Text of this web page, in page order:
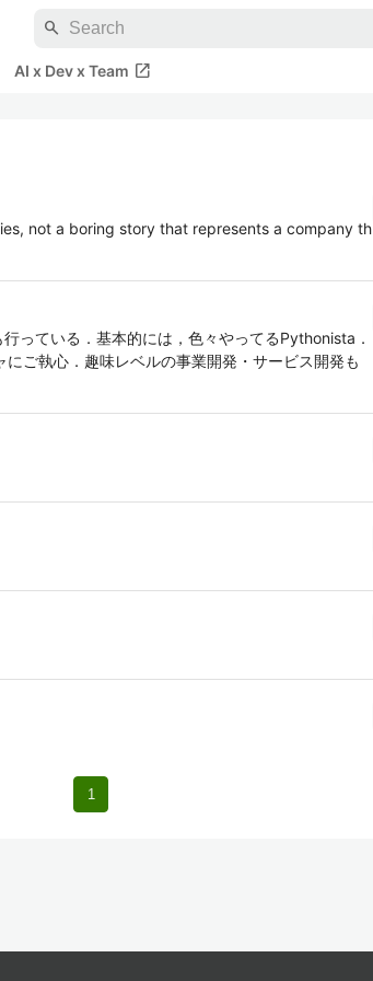
search
AI x Dev x Team open_in_new
not a boring story that represents a company th
っている．基本的には，色々やってるPythonista．
ご執心．趣味レベルの事業開発・サービス開発も
1